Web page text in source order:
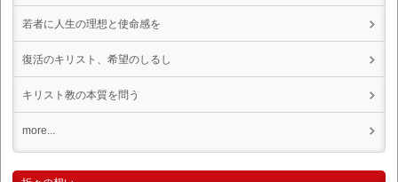
若者に人生の理想と使命感を
復活のキリスト、希望のしるし
キリスト教の本質を問う
more...